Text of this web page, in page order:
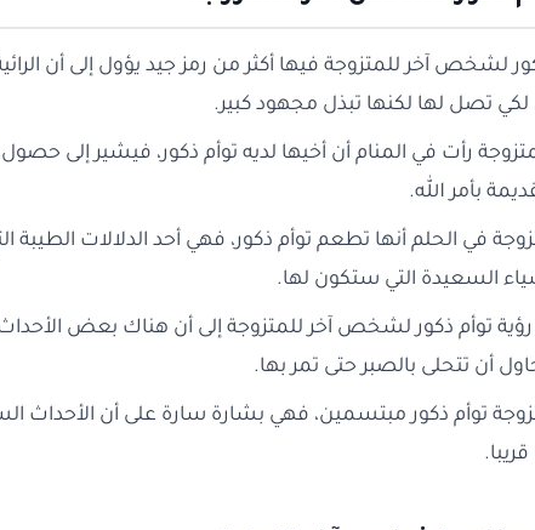
لشخص آخر للمتزوجة فيها أكثر من رمز جيد يؤول إلى أن
تصل لها لكنها تبذل مجهود كبير.
رأت في المنام أن أخيها لديه توأم ذكور، فيشير إلى
بأمر الله.
في الحلم أنها تطعم توأم ذكور، فهي أحد الدلالات الطيبة
السعيدة التي ستكون لها.
توأم ذكور لشخص آخر للمتزوجة إلى أن هناك بعض الأحداث
أن تتحلى بالصبر حتى تمر بها.
توأم ذكور مبتسمين، فهي بشارة سارة على أن الأحداث